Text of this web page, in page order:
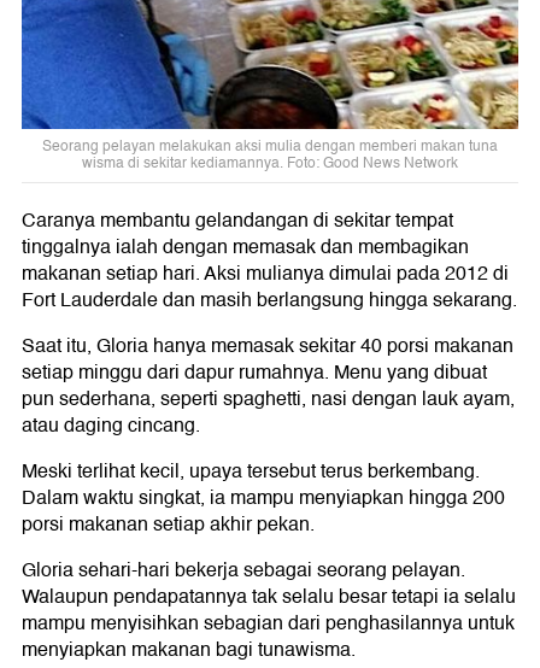
Seorang pelayan melakukan aksi mulia dengan memberi makan tuna
wisma di sekitar kediamannya. Foto: Good News Network
Caranya membantu gelandangan di sekitar tempat
tinggalnya ialah dengan memasak dan membagikan
makanan setiap hari. Aksi mulianya dimulai pada 2012 di
Fort Lauderdale dan masih berlangsung hingga sekarang.
Saat itu, Gloria hanya memasak sekitar 40 porsi makanan
setiap minggu dari dapur rumahnya. Menu yang dibuat
pun sederhana, seperti spaghetti, nasi dengan lauk ayam,
atau daging cincang.
Meski terlihat kecil, upaya tersebut terus berkembang.
Dalam waktu singkat, ia mampu menyiapkan hingga 200
porsi makanan setiap akhir pekan.
Gloria sehari-hari bekerja sebagai seorang pelayan.
Walaupun pendapatannya tak selalu besar tetapi ia selalu
mampu menyisihkan sebagian dari penghasilannya untuk
menyiapkan makanan bagi tunawisma.